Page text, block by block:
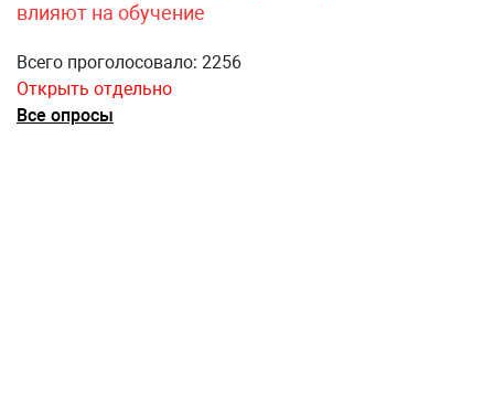
влияют на обучение
Всего проголосовало: 2256
Открыть отдельно
Все опросы